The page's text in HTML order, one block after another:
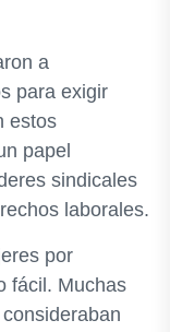
a
para exigir
estos
papel
sindicales
laborales.
por
fácil. Muchas